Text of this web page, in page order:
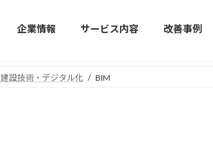
企業情報 サービス内容 改善事例
建設技術・デジタル化 BIM